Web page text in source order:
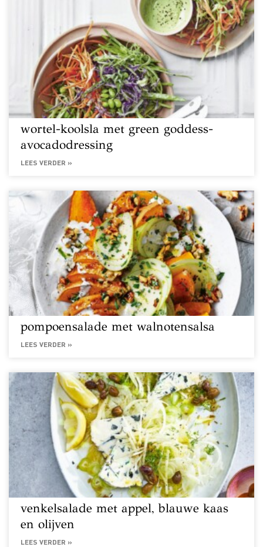
wortel-koolsla met green goddess-
avocadodressing
LEES VERDER »
pompoensalade met walnotensalsa
LEES VERDER »
venkelsalade met appel, blauwe kaas
en olijven
LEES VERDER »